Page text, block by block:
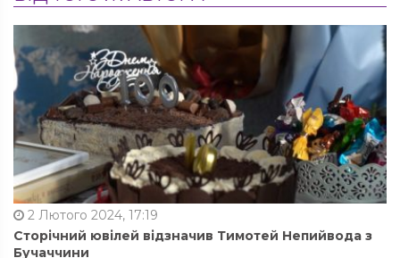
2 Лютого 2024, 17:19
Сторічний ювілей відзначив Тимотей Непийвода з
Бучаччини